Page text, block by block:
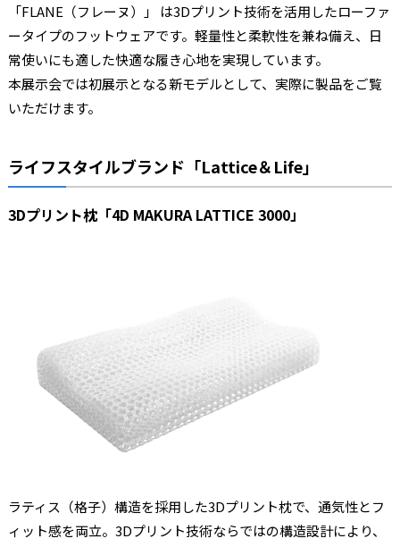
「FLANE（フレーヌ）」 は3Dプリント技術を活用したローファ
ータイプのフットウェアです。軽量性と柔軟性を兼ね備え、日
常使いにも適した快適な履き心地を実現しています。
本展示会では初展示となる新モデルとして、実際に製品をご覧
いただけます。
ライフスタイルブランド「Lattice＆Life」
3Dプリント枕「4D MAKURA LATTICE 3000」
ラティス（格子）構造を採用した3Dプリント枕で、通気性とフ
ィット感を両立。3Dプリント技術ならではの構造設計により、